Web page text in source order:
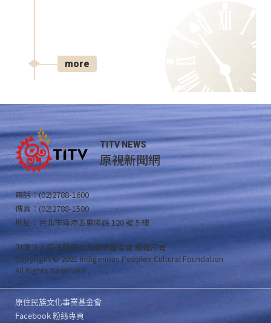
more
TITV NEWS
原視新聞網
電話：(02)2788-1600
傳真：(02)2788-1500
地址：台北市南港區重陽路 120 號 5 樓
財團法人原住民族文化事業基金會 版權所有
Copyright © 2021 Indigenous Peoples Cultural Foundation
All Rights Reserved .
原住民族文化事業基金會
Facebook 粉絲專頁